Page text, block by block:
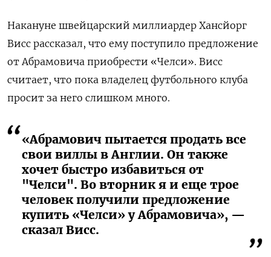
Накануне швейцарский миллиардер Хансйорг
Висс рассказал, что ему поступило предложение
от Абрамовича приобрести «Челси». Висс
считает, что пока владелец футбольного клуба
просит за него слишком много.
«Абрамович пытается продать все
свои виллы в Англии. Он также
хочет быстро избавиться от
"Челси". Во вторник я и еще трое
человек получили предложение
купить «Челси» у Абрамовича», —
сказал Висс.